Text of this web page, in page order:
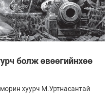
болж өвөөгийнхөө
хуурч М.Уртнасантай